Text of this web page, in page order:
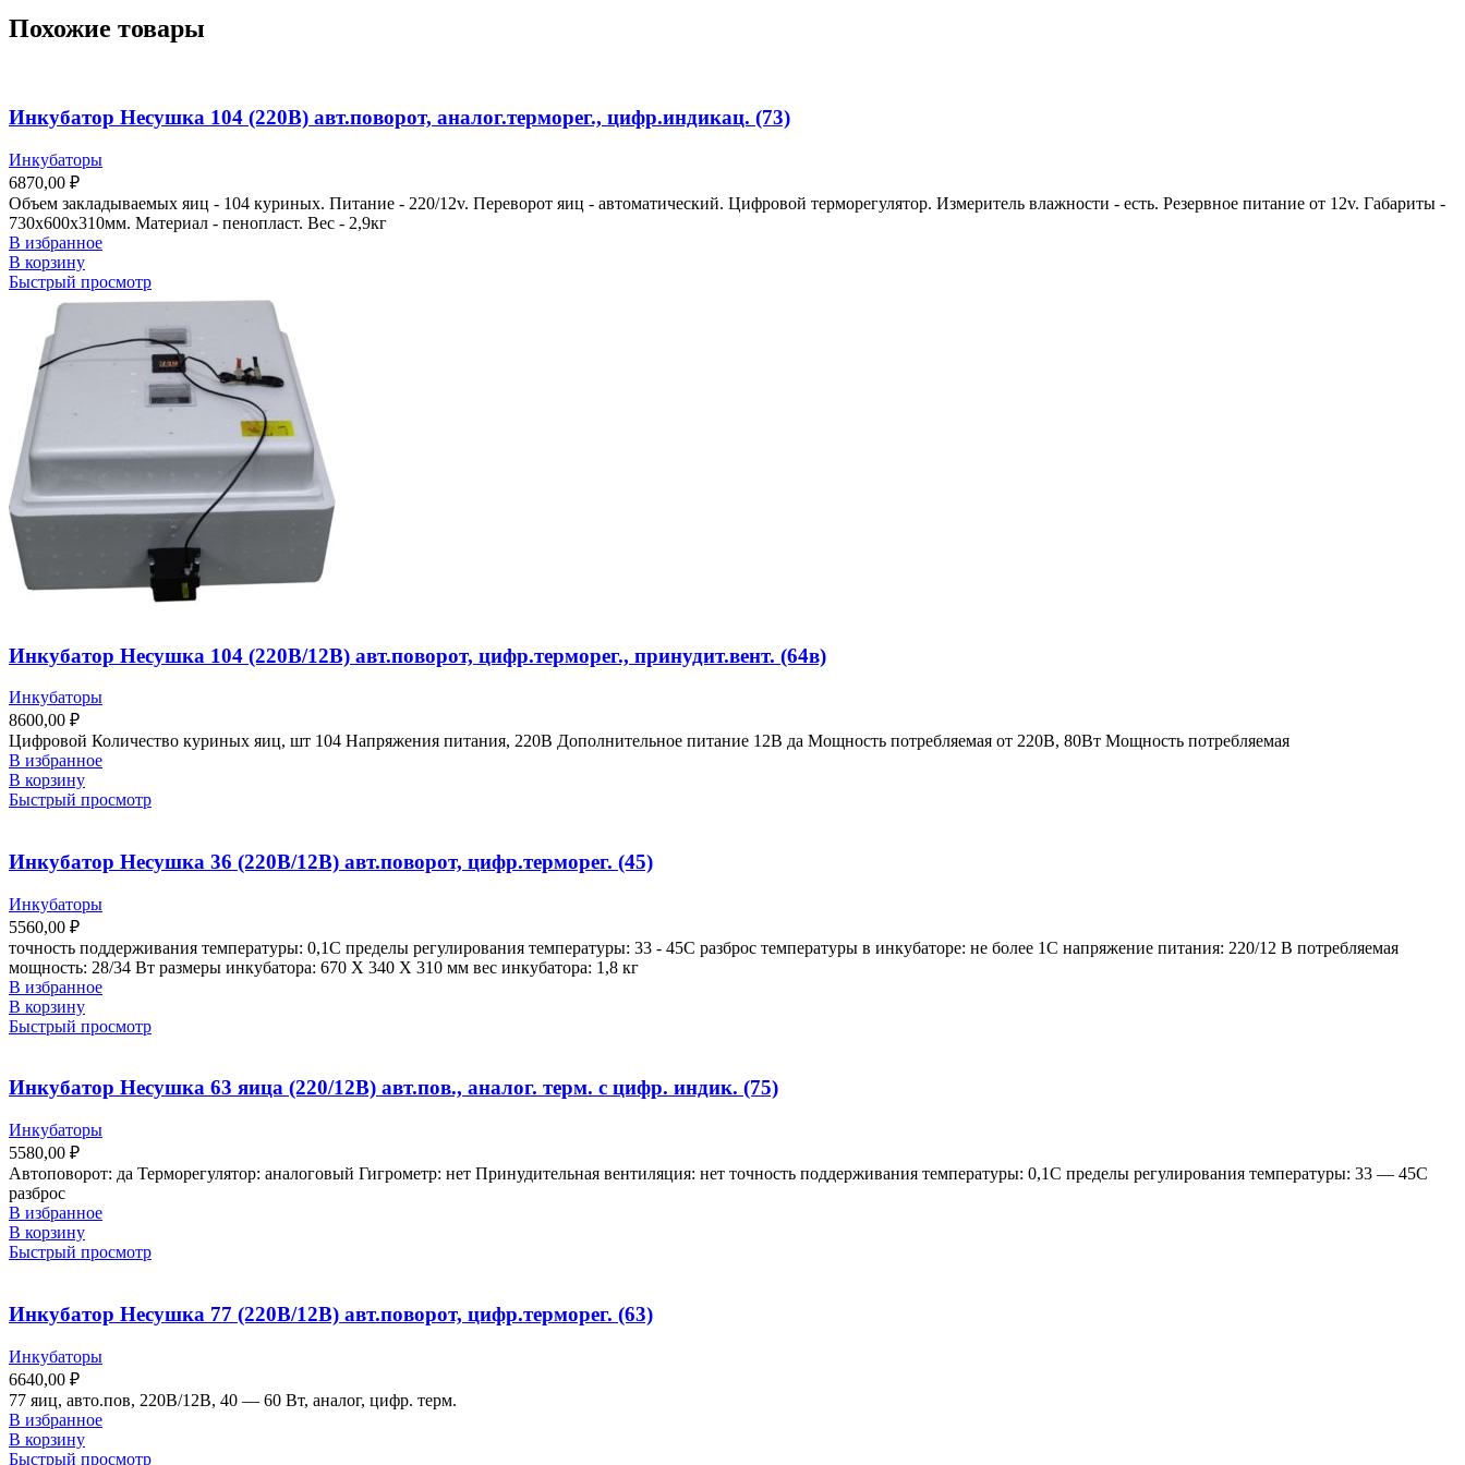
Похожие товары
Инкубатор Несушка 104 (220В) авт.поворот, аналог.терморег., цифр.индикац. (73)
Инкубаторы
6870,00 ₽
Объем закладываемых яиц - 104 куриных. Питание - 220/12v. Переворот яиц - автоматический. Цифровой терморегулятор. Измеритель влажности - есть. Резервное питание от 12v. Габариты -
730х600х310мм. Материал - пенопласт. Вес - 2,9кг
В избранное
В корзину
Быстрый просмотр
Инкубатор Несушка 104 (220В/12В) авт.поворот, цифр.терморег., принудит.вент. (64в)
Инкубаторы
8600,00 ₽
Цифровой Количество куриных яиц, шт 104 Напряжения питания, 220В Дополнительное питание 12В да Мощность потребляемая от 220В, 80Вт Мощность потребляемая
В избранное
В корзину
Быстрый просмотр
Инкубатор Несушка 36 (220В/12В) авт.поворот, цифр.терморег. (45)
Инкубаторы
5560,00 ₽
точность поддерживания температуры: 0,1С пределы регулирования температуры: 33 - 45С разброс температуры в инкубаторе: не более 1С напряжение питания: 220/12 В потребляемая
мощность: 28/34 Вт размеры инкубатора: 670 Х 340 Х 310 мм вес инкубатора: 1,8 кг
В избранное
В корзину
Быстрый просмотр
Инкубатор Несушка 63 яица (220/12В) авт.пов., аналог. терм. с цифр. индик. (75)
Инкубаторы
5580,00 ₽
Автоповорот: да Терморегулятор: аналоговый Гигрометр: нет Принудительная вентиляция: нет точность поддерживания температуры: 0,1С пределы регулирования температуры: 33 — 45С
разброс
В избранное
В корзину
Быстрый просмотр
Инкубатор Несушка 77 (220В/12В) авт.поворот, цифр.терморег. (63)
Инкубаторы
6640,00 ₽
77 яиц, авто.пов, 220В/12В, 40 — 60 Вт, аналог, цифр. терм.
В избранное
В корзину
Быстрый просмотр